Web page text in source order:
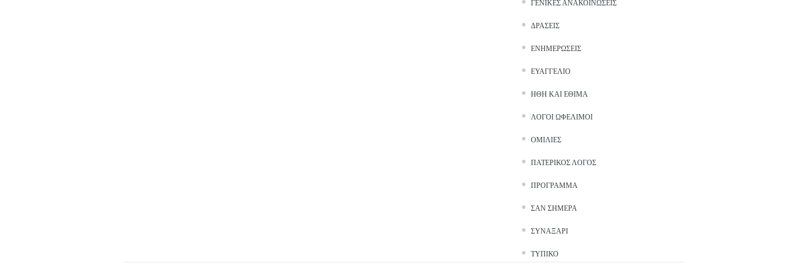
ΓΕΝΙΚΈΣ ΑΝΑΚΟΙΝΏΣΕΙΣ
ΔΡΆΣΕΙΣ
ΕΝΗΜΕΡΏΣΕΙΣ
ΕΥΑΓΓΈΛΙΟ
ΉΘΗ ΚΑΙ ΈΘΙΜΑ
ΛΌΓΟΙ ΩΦΈΛΙΜΟΙ
ΟΜΙΛΊΕΣ
ΠΑΤΕΡΙΚΌΣ ΛΌΓΟΣ
ΠΡΌΓΡΑΜΜΑ
ΣΑΝ ΣΉΜΕΡΑ
ΣΥΝΑΞΆΡΙ
ΤΥΠΙΚΌ